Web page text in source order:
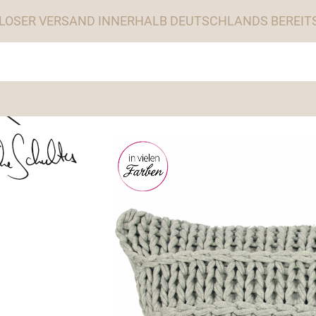
VERSAND INNERHALB DEUTSCHLANDS